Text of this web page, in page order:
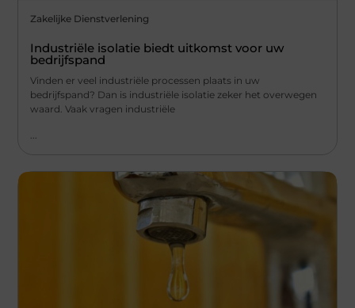
Zakelijke Dienstverlening
Industriële isolatie biedt uitkomst voor uw
bedrijfspand
Vinden er veel industriële processen plaats in uw
bedrijfspand? Dan is industriële isolatie zeker het overwegen
waard. Vaak vragen industriële